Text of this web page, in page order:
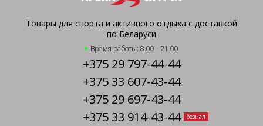
Товары для спорта и активного отдыха с доставкой
по Беларуси
Время работы: 8.00 - 21.00
+375 29 797-44-44
+375 33 607-43-44
+375 29 697-43-44
+375 33 914-43-44
безнал